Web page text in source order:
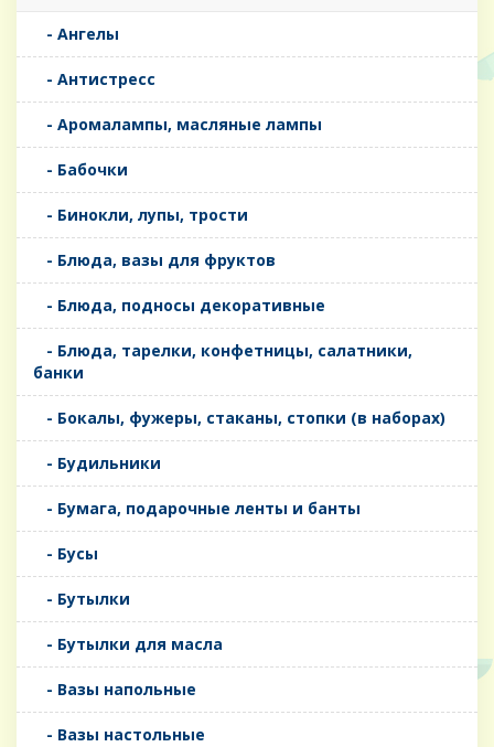
- Ангелы
- Антистресс
- Аромалампы, масляные лампы
- Бабочки
- Бинокли, лупы, трости
- Блюда, вазы для фруктов
- Блюда, подносы декоративные
- Блюда, тарелки, конфетницы, салатники,
банки
- Бокалы, фужеры, стаканы, стопки (в наборах)
- Будильники
- Бумага, подарочные ленты и банты
- Бусы
- Бутылки
- Бутылки для масла
- Вазы напольные
- Вазы настольные